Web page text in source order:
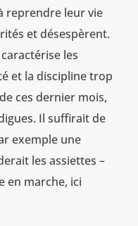
reprendre leur vie
et désespèrent.
les
et la discipline trop
ces dernier mois,
Il suffirait de
exemple une
les assiettes –
en marche, ici